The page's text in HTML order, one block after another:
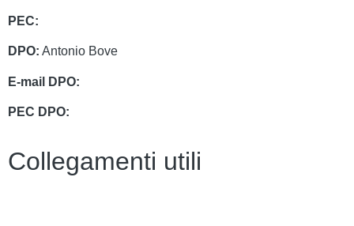
PEC:
DPO: Antonio Bove
E-mail DPO:
PEC DPO:
Collegamenti utili